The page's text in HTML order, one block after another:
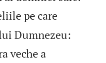
pe care
Dumnezeu:
veche a